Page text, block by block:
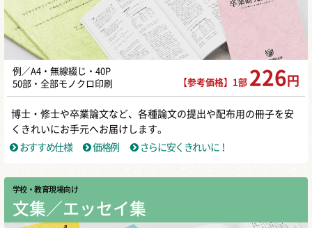
例／A4・無線綴じ・40P
50部・全部モノクロ印刷
【参考価格】1部 226 円
博士・修士や卒業論文など、各種論文の提出や配布用の冊子を安
くきれいにお手元へお届けします。
おすすめ仕様
価格例 さらに安くきれいに！
学校・教育現場向け
文集／エッセイ集